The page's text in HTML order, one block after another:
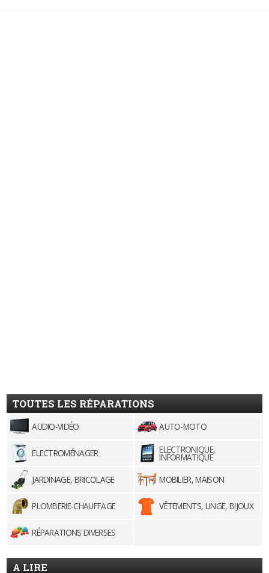
TOUTES LES RÉPARATIONS
AUDIO-VIDÉO AUTO-MOTO
ELECTROMÉNAGER ELECTRONIQUE,
INFORMATIQUE
JARDINAGE, BRICOLAGE
MOBILIER, MAISON
PLOMBERIE-CHAUFFAGE VÊTEMENTS, LINGE, BIJOUX
RÉPARATIONS DIVERSES
A LIRE